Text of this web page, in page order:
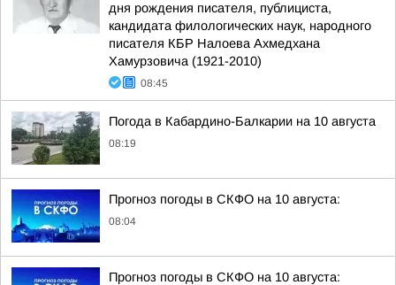
дня рождения писателя, публициста,
кандидата филологических наук, народного
писателя КБР Налоева Ахмедхана
Хамурзовича (1921-2010)
08:45
Погода в Кабардино-Балкарии на 10 августа
08:19
Прогноз погоды в СКФО на 10 августа:
08:04
Прогноз погоды в СКФО на 10 августа: